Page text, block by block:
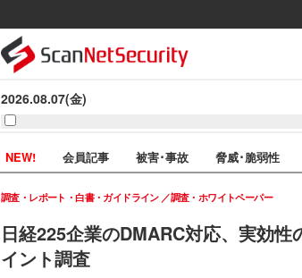
2026.08.07(金)
NEW! 会員記事 被害･事故 脅威･脆弱性
日経225企業のDMARC対応、実効
イント調査
調査・レポート・白書・ガイドライン 調査・ホワイトペーパー